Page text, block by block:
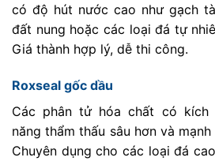
có độ hút nước cao như gạch
đất nung hoặc các loại đá tự
Giá thành hợp lý, dễ thi công.
Roxseal gốc dầu
Các phân tử hóa chất có kích
năng thẩm thấu sâu hơn và
Chuyên dụng cho các loại đá